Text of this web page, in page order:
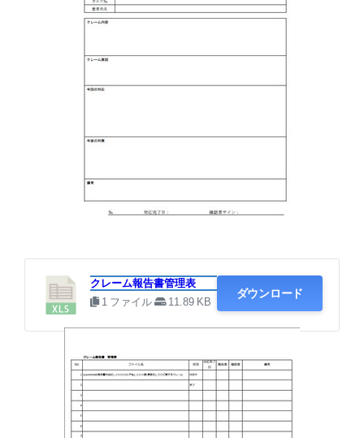
クレーム報告書管理表
1 ファイル
11.89 KB
ダウンロード